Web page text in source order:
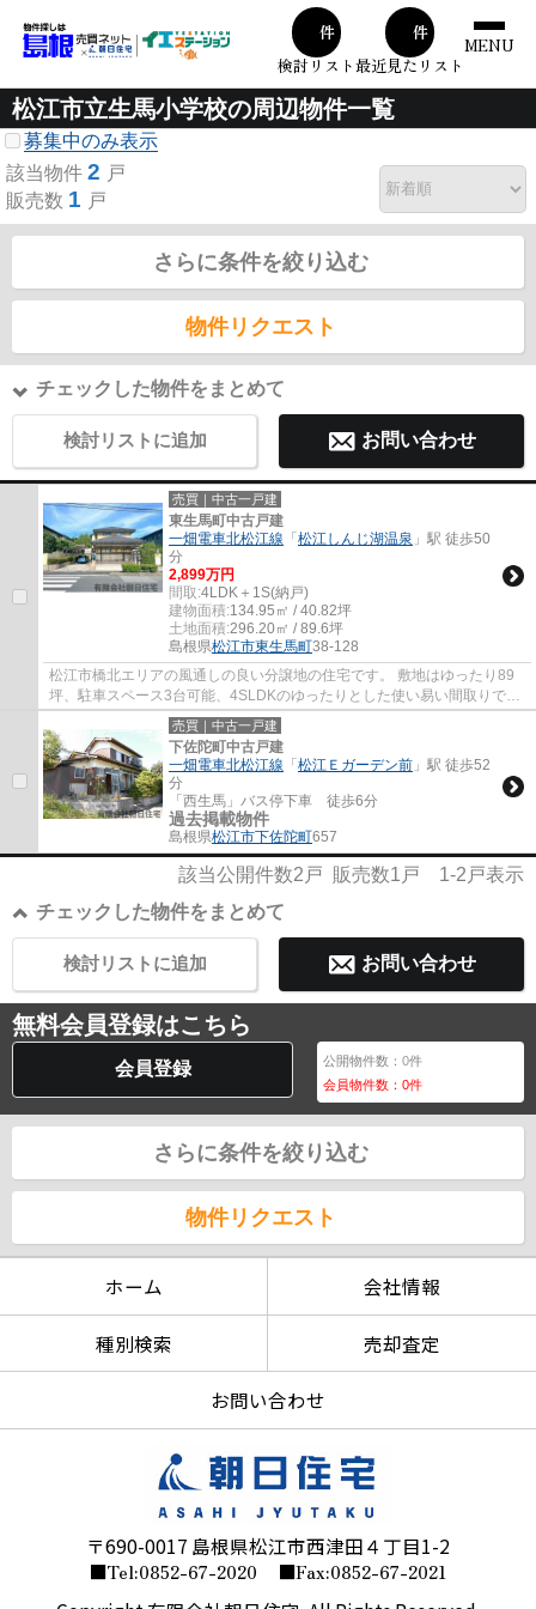
00件
検討リスト
00件
最近見たリスト
MENU
松江市立生馬小学校の周辺物件一覧
募集中のみ表示
該当物件 2 戸
販売数 1 戸
さらに条件を絞り込む
物件リクエスト
チェックした物件をまとめて
検討リストに追加 お問い合わせ
売買｜中古一戸建
東生馬町中古戸建
一畑電車北松江線 「松江しんじ湖温泉 」駅 徒歩50
分
2,899万円
間取:4LDK＋1S(納戸)
建物面積:134.95㎡ / 40.82坪
土地面積:296.20㎡ / 89.6坪
島根県松江市東生馬町38-128
松江市橋北エリアの風通しの良い分譲地の住宅です。 敷地はゆったり89
坪、駐車スペース3台可能、4SLDKのゆったりとした使い易い間取りで
す。
売買｜中古一戸建
下佐陀町中古戸建
一畑電車北松江線 「松江Ｅガーデン前 」駅 徒歩52
分
「西生馬」バス停下車 徒歩6分
過去掲載物件
島根県松江市下佐陀町657
該当公開件数2 戸 販売数1 戸 1-2 戸表示
チェックした物件をまとめて
お問い合わせ
検討リストに追加
無料会員登録はこちら
会員登録 公開物件数：0件
会員物件数：0件
さらに条件を絞り込む
物件リクエスト
ホーム 会社情報
種別検索 売却査定
お問い合わせ
〒690-0017 島根県松江市西津田４丁目1-2
■Tel:0852-67-2020 ■Fax:0852-67-2021